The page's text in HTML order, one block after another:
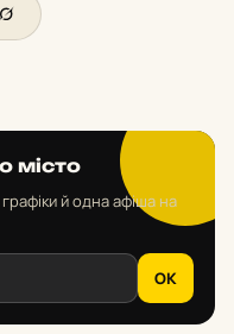
місто
й одна афіша на
OK